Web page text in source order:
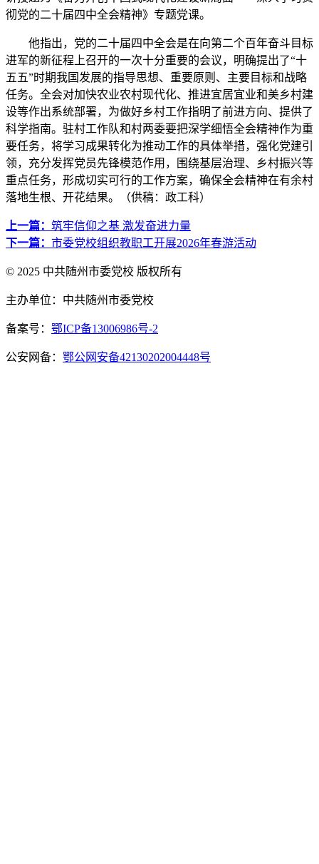
彻党的二十届四中全会精神》专题党课。
他指出，党的二十届四中全会是在向第二个百年奋斗目标
进军的新征程上召开的一次十分重要的会议，明确提出了“十
五五”时期我国发展的指导思想、重要原则、主要目标和战略
任务。全会对加快农业农村现代化、推进宜居宜业和美乡村建
设等作出系统部署，为做好乡村工作指明了前进方向、提供了
科学指南。驻村工作队和村两委要把深学细悟全会精神作为重
要任务，将学习成果转化为推动工作的具体举措，强化党建引
领，充分发挥党员先锋模范作用，围绕基层治理、乡村振兴等
重点任务，形成切实可行的工作方案，确保全会精神在有余村
落地生根、开花结果。（供稿：政工科）
上一篇： 筑牢信仰之基 激发奋进力量
下一篇： 市委党校组织教职工开展2026年春游活动
© 2025 中共随州市委党校 版权所有
主办单位：中共随州市委党校
备案号： 鄂ICP备13006986号-2
公安网备： 鄂公网安备42130202004448号